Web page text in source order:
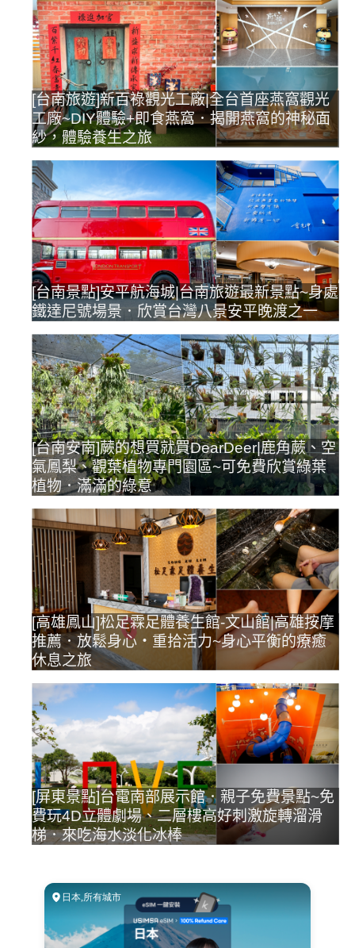
[台南旅遊]新百祿觀光工廠|全台首座燕窩觀光
工廠~DIY體驗+即食燕窩．揭開燕窩的神秘面
紗，體驗養生之旅
[台南景點]安平航海城|台南旅遊最新景點~身處
鐵達尼號場景．欣賞台灣八景安平晚渡之一
[台南安南]蕨的想買就買DearDeer|鹿角蕨、空
氣鳳梨、觀葉植物專門園區~可免費欣賞綠葉
植物．滿滿的綠意
[高雄鳳山]松足霖足體養生館-文山館|高雄按摩
推薦．放鬆身心‧重拾活力~身心平衡的療癒
休息之旅
[屏東景點]台電南部展示館．親子免費景點~免
費玩4D立體劇場、二層樓高好刺激旋轉溜滑
梯．來吃海水淡化冰棒